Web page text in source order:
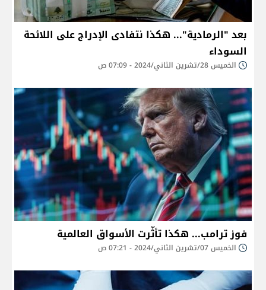
بعد "الرمادية"... هكذا نتفادى الإدراج على اللائحة
السوداء
الخميس 28/تشرين الثاني/2024 - 07:09 ص
فوز ترامب... هكذا تأثّرت الأسواق العالمية
الخميس 07/تشرين الثاني/2024 - 07:21 ص